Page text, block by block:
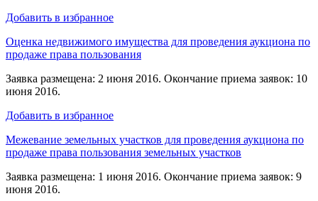
Добавить в избранное
Оценка недвижимого имущества для проведения аукциона по
продаже права пользования
Заявка размещена: 2 июня 2016. Окончание приема заявок: 10
июня 2016.
Добавить в избранное
Межевание земельных участков для проведения аукциона по
продаже права пользования земельных участков
Заявка размещена: 1 июня 2016. Окончание приема заявок: 9
июня 2016.